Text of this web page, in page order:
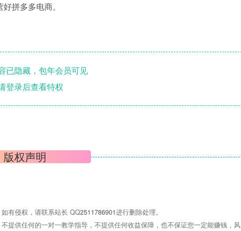
拼多多电商。
已隐藏，包年会员可见
登录后查看特权
版权声明
有侵权，请联系站长 QQ2511786901进行删除处理。
提供任何的一对一教学指导，不提供任何收益保障，也不保证您一定能赚钱，风